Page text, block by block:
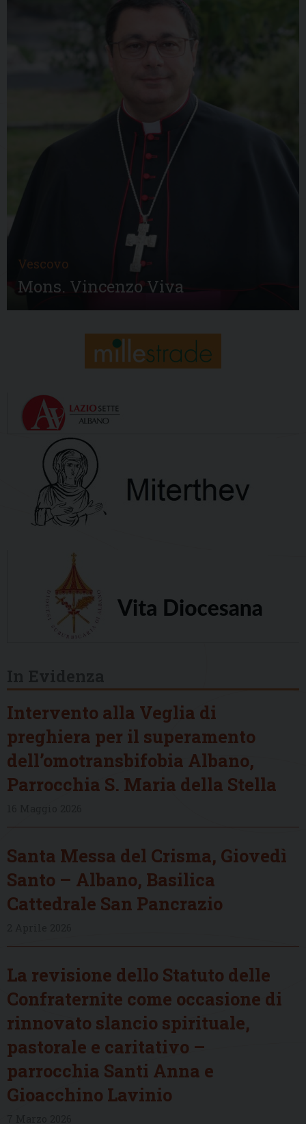
Vescovo
Mons. Vincenzo Viva
Intervento alla Veglia di
preghiera per il superamento
dell’omotransbifobia Albano,
Parrocchia S. Maria della Stella
Santa Messa del Crisma, Giovedì
Santo – Albano, Basilica
Cattedrale San Pancrazio
La revisione dello Statuto delle
Confraternite come occasione di
rinnovato slancio spirituale,
pastorale e caritativo –
parrocchia Santi Anna e
Gioacchino Lavinio